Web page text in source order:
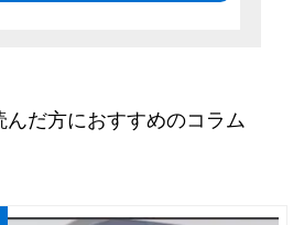
んだ方におすすめのコラム